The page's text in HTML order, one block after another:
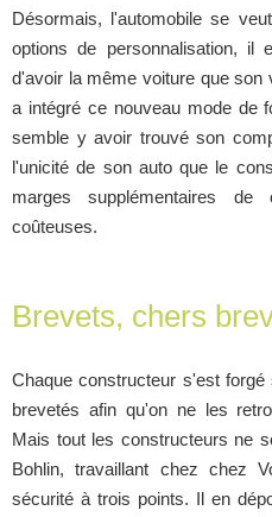
Désormais, l'automobile se
options de personnalisation, il
d'avoir la même voiture que son
a intégré ce nouveau mode de
semble y avoir trouvé son
l'unicité de son auto que le
marges supplémentaires
coûteuses.
Brevets, chers
Chaque constructeur s'est
brevetés afin qu'on ne les
Mais tout les constructeurs ne
Bohlin, travaillant chez chez
sécurité à trois points. Il en